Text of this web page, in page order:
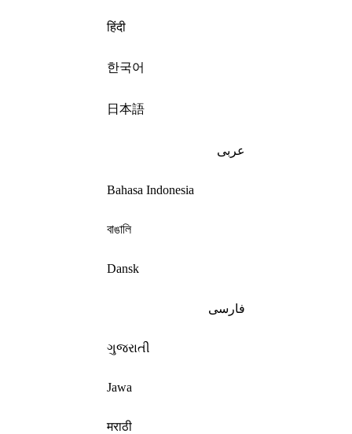
हिंदी
한국어
日本語
عربى
Bahasa Indonesia
বাঙালি
Dansk
فارسی
ગુજરાતી
Jawa
मराठी